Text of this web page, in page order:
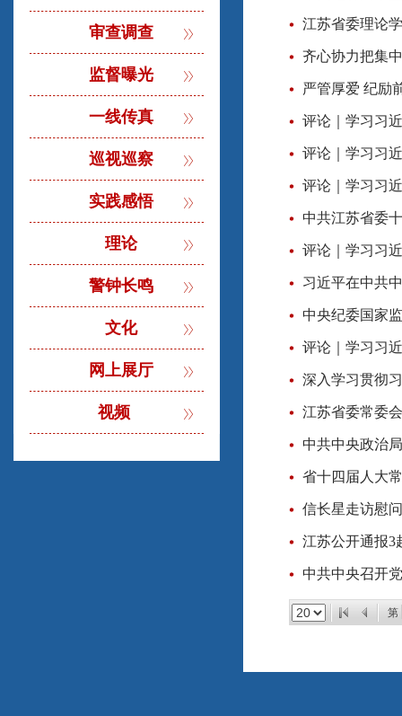
审查调查
监督曝光
一线传真
巡视巡察
实践感悟
理论
警钟长鸣
文化
网上展厅
视频
江苏省委理论
齐心协力把集
严管厚爱 纪励
评论｜学习习
评论｜学习习
评论｜学习习
中共江苏省委
评论｜学习习
中央纪委国家
评论｜学习习
深入学习贯彻
江苏省委常委
省十四届人大
信长星走访慰
江苏公开通报3
中共中央召开
第